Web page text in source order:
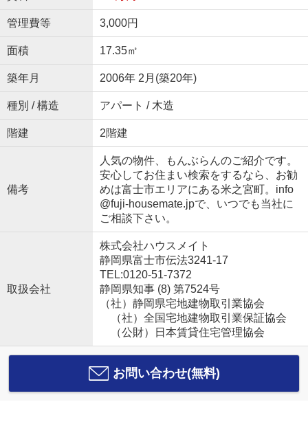
管理費等 3,000円
面積 17.35㎡
築年月 2006年 2月(築20年)
種別 / 構造 アパート / 木造
階建 2階建
備考
人気の物件、もんぶらんのご紹介です。
安心してお住まい検索をするなら、お勧
めは富士市エリアにある米之宮町。info
@fuji-housemate.jpで、いつでも当社に
ご相談下さい。
取扱会社
株式会社ハウスメイト
静岡県富士市伝法3241-17
TEL:0120-51-7372
静岡県知事 (8) 第7524号
（社）静岡県宅地建物取引業協会
（社）全国宅地建物取引業保証協会
（公財）日本賃貸住宅管理協会
お問い合わせ(無料)